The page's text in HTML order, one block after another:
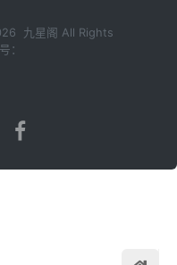
九星阁 All Rights
：